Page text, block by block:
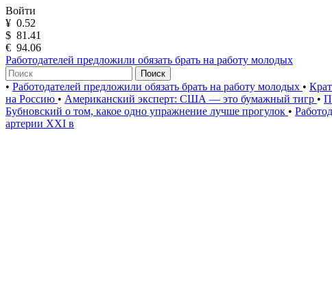
Войти
¥ 0.52
$ 81.41
€ 94.06
Работодателей предложили обязать брать на работу молодых
Поиск
• Работодателей предложили обязать брать на работу молодых •
на Россию • Американский эксперт: США — это бумажный тигр •
Бубновский о том, какое одно упражнение лучше прогулок •
артерии XXI в